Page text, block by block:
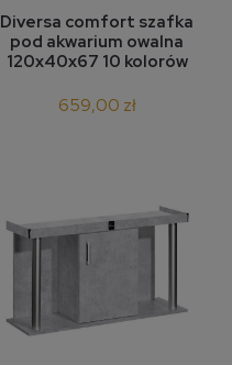
Diversa comfort szafka
pod akwarium owalna
120x40x67 10 kolorów
659,00 zł